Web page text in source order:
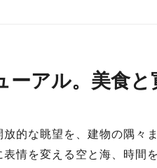
アル。美食
的な眺望を、建物の隅々
情を変える空と海、時間